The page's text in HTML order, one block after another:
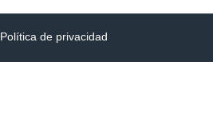
Política de privacidad